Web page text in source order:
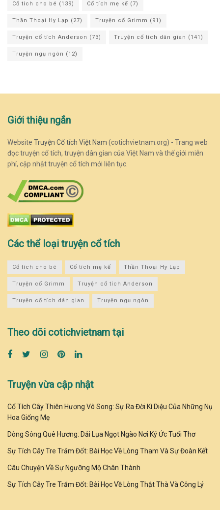
Cổ tích cho bé (139) Cổ tích mẹ kế (7)
Thần Thoại Hy Lạp (27) Truyện cổ Grimm (91)
Truyện cổ tích Anderson (73) Truyện cổ tích dân gian (141)
Truyện ngụ ngôn (12)
Giới thiệu ngắn
Website Truyện Cổ tích Việt Nam (cotichvietnam.org) - Trang web
đọc truyện cổ tích, truyện dân gian của Việt Nam và thế giới miễn
phí, cập nhật truyện cổ tích mới liên tục.
Các thể loại truyện cổ tích
Cổ tích cho bé Cổ tích mẹ kế Thần Thoại Hy Lạp
Truyện cổ Grimm Truyện cổ tích Anderson
Truyện cổ tích dân gian Truyện ngụ ngôn
Theo dõi cotichvietnam tại
Truyện vừa cập nhật
Cổ Tích Cây Thiên Hương Vô Song: Sự Ra Đời Kì Diệu Của Những Nụ
Hoa Giống Mẹ
Dòng Sông Quê Hương: Dải Lụa Ngọt Ngào Nơi Ký Ức Tuổi Thơ
Sự Tích Cây Tre Trăm Đốt: Bài Học Về Lòng Tham Và Sự Đoàn Kết
Câu Chuyện Về Sự Ngưỡng Mộ Chân Thành
Sự Tích Cây Tre Trăm Đốt: Bài Học Về Lòng Thật Thà Và Công Lý